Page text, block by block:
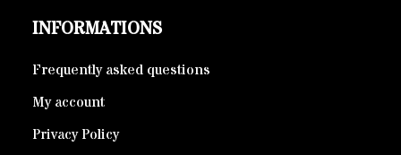
INFORMATIONS
Frequently asked questions
My account
Privacy Policy